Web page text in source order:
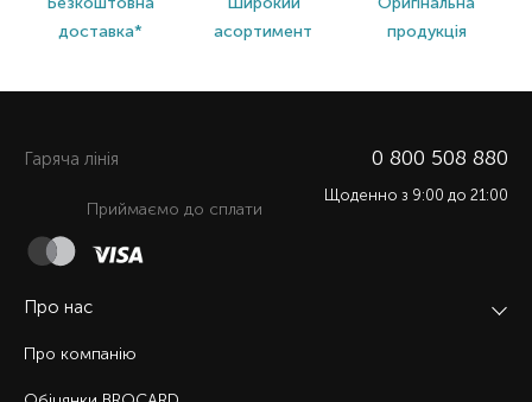
доставка*
асортимент
продукція
Про нас
Про компанію
Гаряча лiнiя 0 800 508 880
Щоденно з 9:00 до 21:00
Приймаємо до сплати